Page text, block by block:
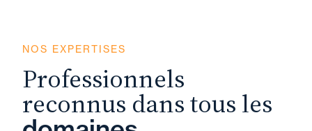
NOS EXPERTISES
Professionnels
reconnus dans tous les